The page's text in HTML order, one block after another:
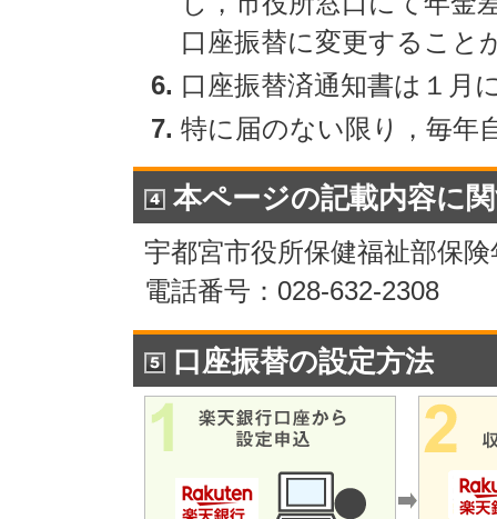
口座振替に変更すること
口座振替済通知書は１月
特に届のない限り，毎年
本ページの記載内容に
宇都宮市役所保健福祉部保
電話番号：028-632-2308
口座振替の設定方法